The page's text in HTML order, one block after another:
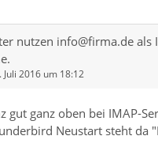
nutzen info@firma.de als
Juli 2016 um 18:12
gut ganz oben bei IMAP-
Neustart steht da